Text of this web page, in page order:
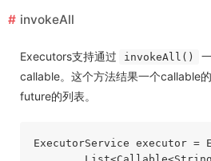
invokeAll
Executors支持通过 invokeAll()
callable。这个方法结果一个callable
future的列表。
ExecutorService executor =